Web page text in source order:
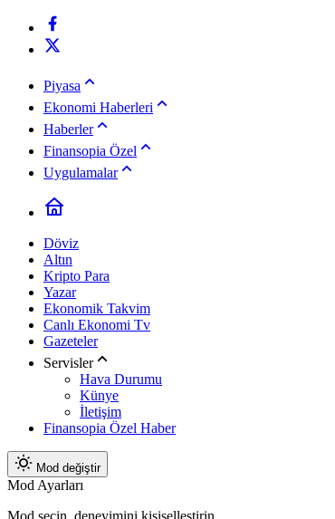
Piyasa
Ekonomi Haberleri
Haberler
Finansopia Özel
Uygulamalar
Döviz
Altın
Kripto Para
Yazar
Ekonomik Takvim
Canlı Ekonomi Tv
Gazeteler
Servisler
Hava Durumu
Künye
İletişim
Finansopia Özel Haber
Mod değiştir
Mod Ayarları
Mod seçin, deneyimini kişiselleştirin.